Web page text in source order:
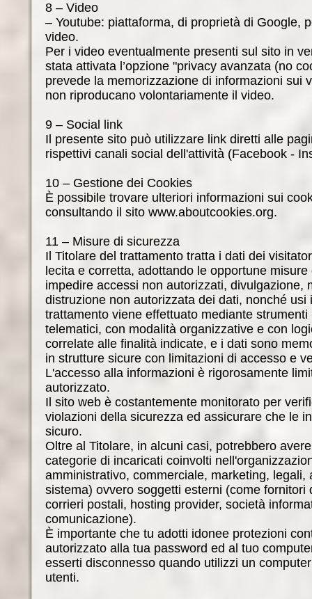
8 – Video
– Youtube: piattaforma, di proprietà di Google,
video.
Per i video eventualmente presenti sul sito in
stata attivata l’opzione "privacy avanzata (no
prevede la memorizzazione di informazioni sui
non riproducano volontariamente il video.
9 – Social link
Il presente sito può utilizzare link diretti alle
rispettivi canali social dell'attività (Facebook -
10 – Gestione dei Cookies
È possibile trovare ulteriori informazioni sui
consultando il sito www.aboutcookies.org.
11 – Misure di sicurezza
Il Titolare del trattamento tratta i dati dei
lecita e corretta, adottando le opportune
impedire accessi non autorizzati, divulgazione,
distruzione non autorizzata dei dati, nonché usi
trattamento viene effettuato mediante strumenti
telematici, con modalità organizzative e con
correlate alle finalità indicate, e i dati sono
in strutture sicure con limitazioni di accesso e
L'accesso alla informazioni è rigorosamente
autorizzato.
Il sito web è costantemente monitorato per
violazioni della sicurezza ed assicurare che le
sicuro.
Oltre al Titolare, in alcuni casi, potrebbero
categorie di incaricati coinvolti
amministrativo, commerciale, marketing, legali,
sistema) ovvero soggetti esterni (come fornitori
corrieri postali, hosting provider, società
comunicazione).
È importante che tu adotti idonee protezioni
autorizzato alla tua password ed al tuo
esserti disconnesso quando utilizzi un
utenti.